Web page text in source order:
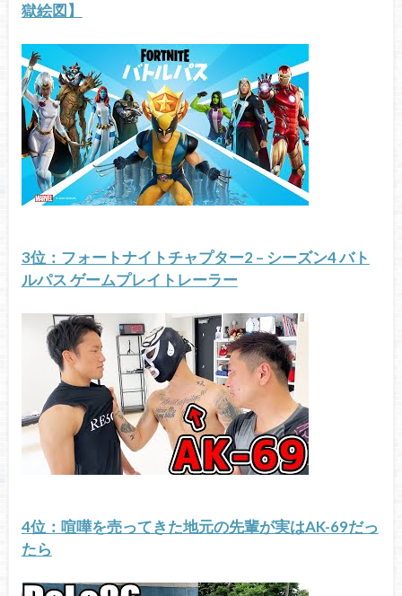
獄絵図】
3位：フォートナイトチャプター2 – シーズン4 バト
ルパス ゲームプレイトレーラー
4位：喧嘩を売ってきた地元の先輩が実はAK-69だっ
たら